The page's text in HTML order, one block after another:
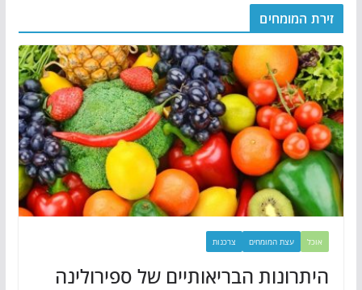
זירת המומחים
אוכל עצת המומחים צרכנות
היתרונות הבריאותיים של ספירולינה